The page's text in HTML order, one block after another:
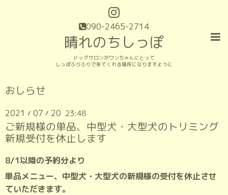
090-2465-2714
晴れのちしっぽ
ドッグサロンがワンちゃんにとって
しっぽふりふりで来てくれる場所になりますように
おしらせ
2021 / 07 / 20 23:48
ご新規様の単品、中型犬・大型犬のトリミング
新規受付を休止します
8/1以降の予約分より
単品メニュー、中型犬・大型犬の新規様の受付を休止させ
ていただきます。